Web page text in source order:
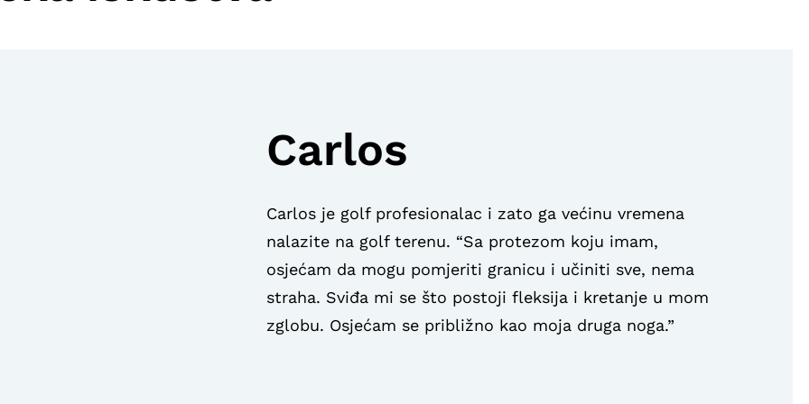
Carlos
Carlos je golf profesionalac i zato ga većinu vremena
nalazite na golf terenu. “Sa protezom koju imam,
osjećam da mogu pomjeriti granicu i učiniti sve, nema
straha. Sviđa mi se što postoji fleksija i kretanje u mom
zglobu. Osjećam se približno kao moja druga noga.”